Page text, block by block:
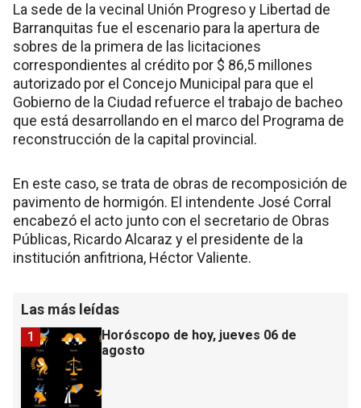
La sede de la vecinal Unión Progreso y Libertad de
Barranquitas fue el escenario para la apertura de
sobres de la primera de las licitaciones
correspondientes al crédito por $ 86,5 millones
autorizado por el Concejo Municipal para que el
Gobierno de la Ciudad refuerce el trabajo de bacheo
que está desarrollando en el marco del Programa de
reconstrucción de la capital provincial.
En este caso, se trata de obras de recomposición de
pavimento de hormigón. El intendente José Corral
encabezó el acto junto con el secretario de Obras
Públicas, Ricardo Alcaraz y el presidente de la
institución anfitriona, Héctor Valiente.
Las más leídas
Horóscopo de hoy, jueves 06 de
agosto
1